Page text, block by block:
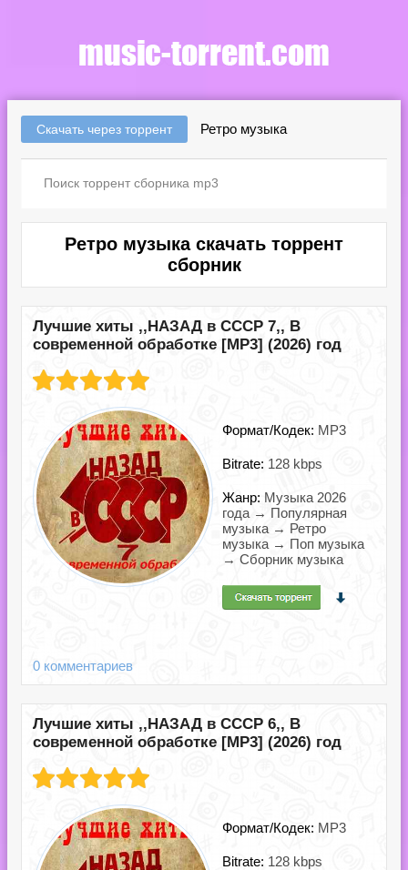
Скачать через торрент Ретро музыка
Ретро музыка скачать торрент
сборник
Лучшие хиты ,,НАЗАД в СССР 7,, В
современной обработке [MP3] (2026) год
Формат/Кодек: MP3
Bitrate: 128 kbps
Жанр: Музыка 2026
года → Популярная
музыка → Ретро
музыка → Поп музыка
→ Сборник музыка
0 комментариев
Лучшие хиты ,,НАЗАД в СССР 6,, В
современной обработке [MP3] (2026) год
Формат/Кодек: MP3
Bitrate: 128 kbps